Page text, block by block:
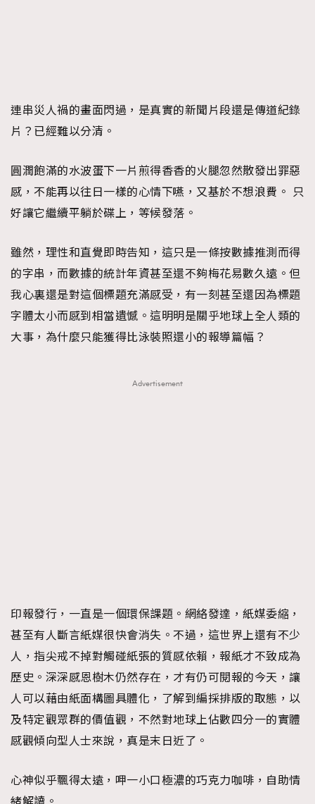
本人已詳閱並同意遵守本文列明條款及細則。 請瀏覽
(nmg.com.hk/privacy
新傳媒集團使用本人的個人資料於任何推廣用途。
About us Collaboration Opportunity Disclaimer
Privacy
New Media Group | Madame Figaro editions: France | Greece
| Japan | Portugal | Spain
連串災人禍的畫面閃過，是真實的新聞片段還是傳道紀錄
片？已經難以分清。
圓潤飽滿的水波蛋下一片煎得香香的火腿忽然散發出罪惡
感，不能再以往日一樣的心情下嚥，又基於不想浪費。 只
好讓它繼續平躺於碟上，等候發落。
雖然，理性和直覺即時告知，這只是一條按數據推測而得
的字串，而數據的統計年資甚至還不夠梅花易數久遠。但
我心裏還是對這個標題充滿感受，有一刻甚至還因為標題
字體太小而感到相當遺憾。這明明是關乎地球上全人類的
大事，為什麼只能獲得比泳裝照還小的報導篇幅？
Advertisement
印報發行，一直是一個環保課題。網絡發達，紙媒委縮，
甚至有人斷言紙媒很快會消失。不過，這世界上還有不少
人，指尖戒不掉對觸碰紙張的質感依賴，報紙才不致成為
歷史。深深感恩樹木仍然存在，才有仍可閱報的今天，讓
人可以藉由紙面構圖具體化，了解到編採排版的取態，以
及特定觀眾群的價值觀，不然對地球上佔數四分一的實體
感觀傾向型人士來說，真是末日近了。
心神似乎飄得太遠，呷一小口極濃的巧克力咖啡，自助情